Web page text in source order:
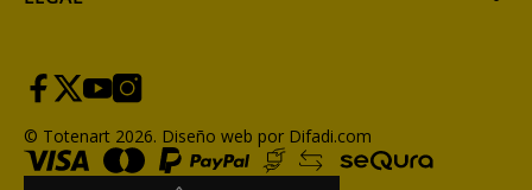
© Totenart 2026. Diseño web por Difadi.com